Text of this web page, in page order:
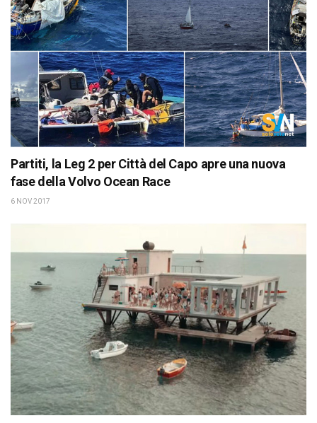
Partiti, la Leg 2 per Città del Capo apre una nuova
fase della Volvo Ocean Race
6 NOV 2017